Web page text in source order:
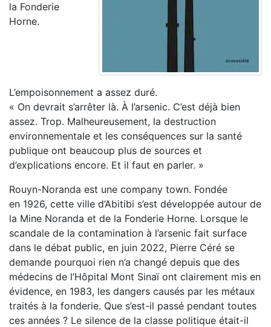
la Fonderie
Horne.
L’empoisonnement a assez duré.
« On devrait s’arrêter là. À l’arsenic. C’est déjà bien
assez. Trop. Malheureusement, la destruction
environnementale et les conséquences sur la santé
publique ont beaucoup plus de sources et
d’explications encore. Et il faut en parler. »
Rouyn-Noranda est une company town. Fondée
en 1926, cette ville d’Abitibi s’est développée autour de
la Mine Noranda et de la Fonderie Horne. Lorsque le
scandale de la contamination à l’arsenic fait surface
dans le débat public, en juin 2022, Pierre Céré se
demande pourquoi rien n’a changé depuis que des
médecins de l’Hôpital Mont Sinaï ont clairement mis en
évidence, en 1983, les dangers causés par les métaux
traités à la fonderie. Que s’est-il passé pendant toutes
ces années ? Le silence de la classe politique était-il